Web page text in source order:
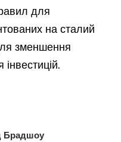
для
на сталий
зменшення
Брадшоу